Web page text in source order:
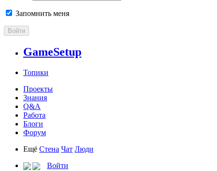
Запомнить меня
Войти
GameSetup
Топики
Проекты
Знания
Q&A
Работа
Блоги
Форум
Ещё Стена Чат Люди
Войти